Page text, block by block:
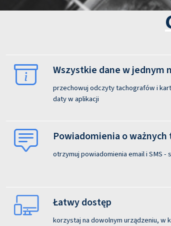
Wszystkie dane w jednym
przechowuj odczyty tachografów i
daty w aplikacji
Powiadomienia o
otrzymuj powiadomienia email i SMS -
Łatwy dostęp
korzystaj na dowolnym urządzeniu, w